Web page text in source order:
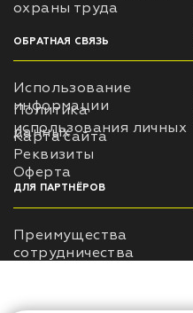
ОБРАТНАЯ СВЯЗЬ
Использование
Политика
данных
Карта сайта
Реквизиты
Оферта
ДЛЯ ПАРТНЁРОВ
Преимущества